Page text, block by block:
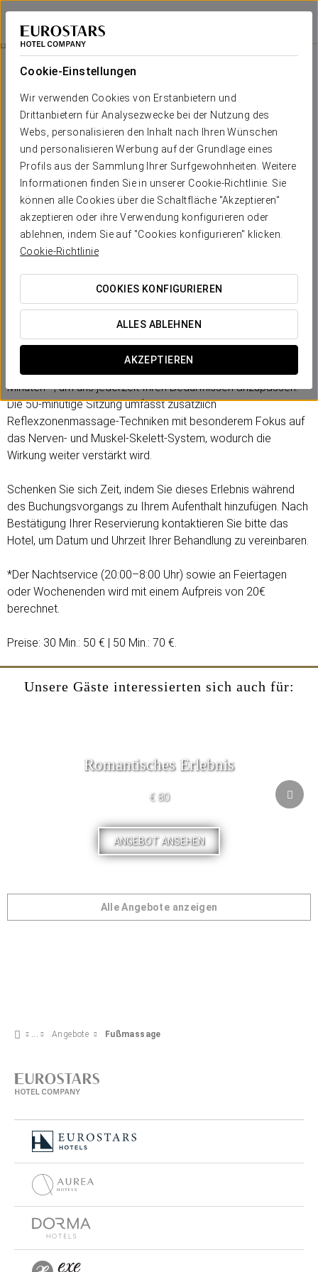
Cookie-Einstellungen
Wir verwenden Cookies von Erstanbietern und
Drittanbietern für Analysezwecke bei der Nutzung des
Webs, personalisieren den Inhalt nach Ihren Wünschen
und personalisieren Werbung auf der Grundlage eines
Profils aus der Sammlung Ihrer Surfgewohnheiten. Weitere
Informationen finden Sie in unserer Cookie-Richtlinie. Sie
können alle Cookies über die Schaltfläche "Akzeptieren"
akzeptieren oder ihre Verwendung konfigurieren oder
ablehnen, indem Sie auf "Cookies konfigurieren" klicken.
Cookie-Richtlinie
COOKIES KONFIGURIEREN
ALLES ABLEHNEN
AKZEPTIEREN
Eurostars Pamplona
PAMPLONA
Fußmassage
Fußmassage
Gönnen Sie Ihren Füßen die Ruhe, die sie verdienen, und
Eurostars Pamplona. Durch die Entspannung der Fußgewebe
wird ein großes Wohlbefinden sowohl körperlich als auch
mental erreicht, wodurch angestaute Spannungen gelöst und
Leichtigkeit zurückgewonnen werden.
Wir bieten Ihnen zwei Behandlungsoptionen —30 oder 50
Minuten—, um uns jederzeit Ihren Bedürfnissen anzupassen.
Die 50-minütige Sitzung umfasst zusätzlich
Reflexzonenmassage-Techniken mit besonderem Fokus auf
das Nerven- und Muskel-Skelett-System, wodurch die
Wirkung weiter verstärkt wird.
Schenken Sie sich Zeit, indem Sie dieses Erlebnis während
des Buchungsvorgangs zu Ihrem Aufenthalt hinzufügen. Nach
Bestätigung Ihrer Reservierung kontaktieren Sie bitte das
Hotel, um Datum und Uhrzeit Ihrer Behandlung zu vereinbaren.
*Der Nachtservice (20:00–8:00 Uhr) sowie an Feiertagen
oder Wochenenden wird mit einem Aufpreis von 20€
berechnet.
Preise: 30 Min.: 50 € | 50 Min.: 70 €.
Unsere Gäste interessierten sich auch für:
Romantisches Erlebnis
€ 80
ANGEBOT ANSEHEN
Alle Angebote anzeigen
Angebote Fußmassage